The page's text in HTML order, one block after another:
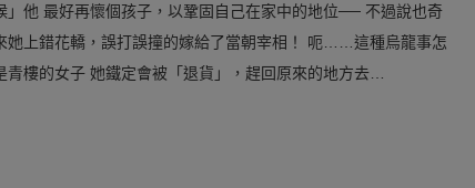
他 最好再懷個孩子，以鞏固自己在家中的地位── 不過說也奇
她上錯花轎，誤打誤撞的嫁給了當朝宰相！ 呃……這種烏龍事怎
樓的女子 她鐵定會被「退貨」，趕回原來的地方去…